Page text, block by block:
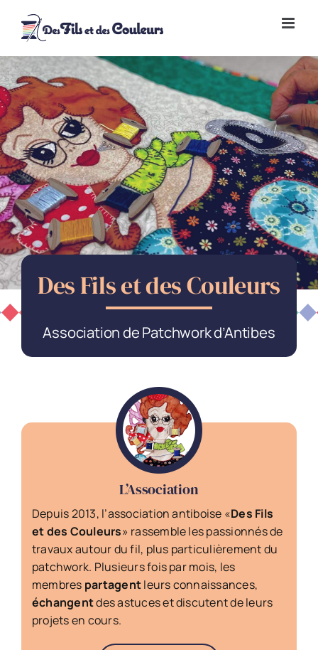
contenu
Des Fils et des Couleurs
Association de Patchwork d’Antibes
L’Association
Depuis 2013, l’association antiboise «Des Fils
et des Couleurs» rassemble les passionnés de
travaux autour du fil, plus particulièrement du
patchwork. Plusieurs fois par mois, les
membres partagentleurs connaissances,
échangentdes astuces et discutent de leurs
projets en cours.